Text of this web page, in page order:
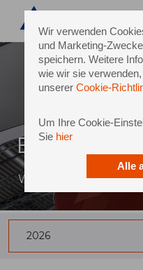
Wir verwenden
und Marketing-
speichern. Weitere
wie wir sie
unserer Cookie-
Um Ihre Cookie-
Sie hier
Alle
Events
Where are our next
2026